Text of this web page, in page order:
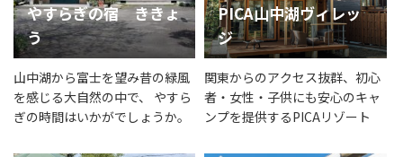
やすらぎの宿 ききょ
う
山中湖から富士を望み昔の緑風
を感じる大自然の中で、 やすら
ぎの時間はいかがでしょうか。
PICA山中湖ヴィレッ
ジ
関東からのアクセス抜群、初心
者・女性・子供にも安心のキャ
ンプを提供するPICAリゾート